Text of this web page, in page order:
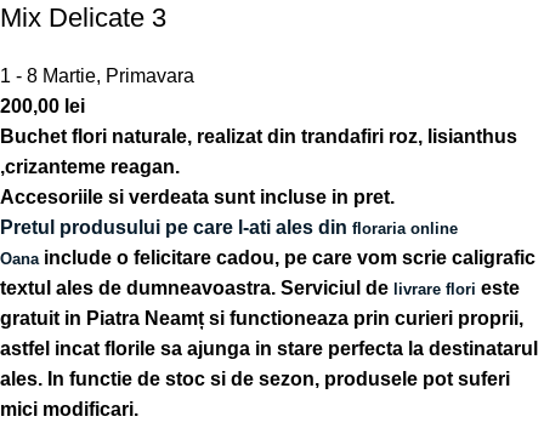
Mix Delicate 3
1 - 8 Martie, Primavara
200,00 lei
Buchet flori naturale, realizat din trandafiri roz, lisianthus
,crizanteme reagan.
Accesoriile si verdeata sunt incluse in pret.
Pretul produsului pe care l-ati ales din floraria online
Oana include o felicitare cadou, pe care vom scrie caligrafic
textul ales de dumneavoastra. Serviciul de livrare flori este
gratuit in Piatra Neamț si functioneaza prin curieri proprii,
astfel incat florile sa ajunga in stare perfecta la destinatarul
ales. In functie de stoc si de sezon, produsele pot suferi
mici modificari.